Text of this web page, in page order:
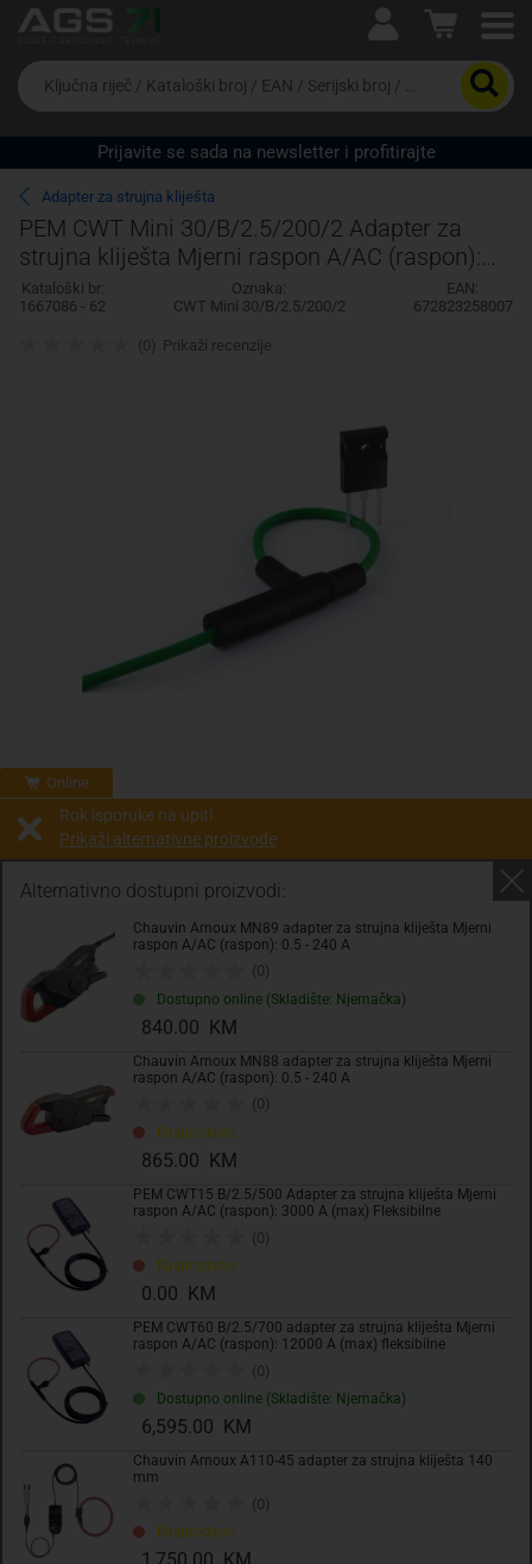
Ova postavka prilagođava asortiman proizvoda i
cijene vašim potrebama.
Pravno lice
Da
biste
potražili
proizvod,
unesite
ključnu
riječ,
kataloški
broj,
EAN
ili
Prijavite se sada na newsletter i profitirajte
Adapter za strujna kliješta
PEM CWT Mini 30/B/2.5/200/2 Adapter za
strujna kliješta Mjerni raspon A/AC (raspon):
6000 A (max) Fleksibilne
Kataloški br:
1667086 - 62
Oznaka:
CWT Mini 30/B/2.5/200/2
EAN:
672823258007
Online
Alternativno dostupni proizvodi:
Chauvin Arnoux MN89 adapter za strujna kliješta Mjerni
raspon A/AC (raspon): 0.5 - 240 A
(0)
Dostupno online (Skladište: Njemačka)
840.00 KM
Chauvin Arnoux MN88 adapter za strujna kliješta Mjerni
raspon A/AC (raspon): 0.5 - 240 A
(0)
Rasprodano
865.00 KM
PEM CWT15 B/2.5/500 Adapter za strujna kliješta Mjerni
raspon A/AC (raspon): 3000 A (max) Fleksibilne
(0)
Rasprodano
0.00 KM
PEM CWT60 B/2.5/700 adapter za strujna kliješta Mjerni
raspon A/AC (raspon): 12000 A (max) fleksibilne
(0)
Dostupno online (Skladište: Njemačka)
6,595.00 KM
Chauvin Arnoux A110-45 adapter za strujna kliješta 140
mm
(0)
Rasprodano
Rok isporuke na upit!
Prikaži alternativne proizvode
Prodaja i slanje od: Architektengruppe S71 d.o.o.
Cijena na upit
0.00 KM
sa PDV Troškovi dostave
Komada
Dodaj u košaricu
Dodati na listu želja
(0) Prikaži recenzije